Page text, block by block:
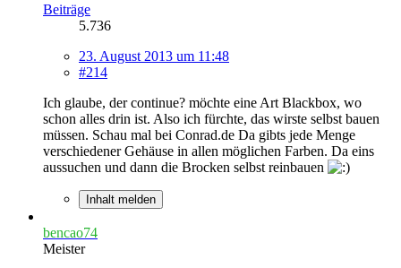
Beiträge
5.736
23. August 2013 um 11:48
#214
Ich glaube, der continue? möchte eine Art Blackbox, wo
schon alles drin ist. Also ich fürchte, das wirste selbst bauen
müssen. Schau mal bei Conrad.de Da gibts jede Menge
verschiedener Gehäuse in allen möglichen Farben. Da eins
aussuchen und dann die Brocken selbst reinbauen
Inhalt melden
bencao74
Meister